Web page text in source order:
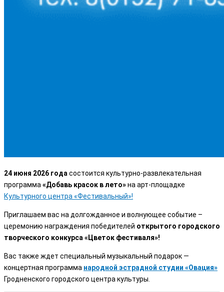
24 июня 2026 года состоится культурно-развлекательная
программа «Добавь красок в лето»на арт-площадке
Культурного центра «Фестивальный»!
Приглашаем вас на долгожданное и волнующее событие –
церемонию награждения победителей открытого городского
творческого конкурса «Цветок фестиваля»!
Вас также ждет специальный музыкальный подарок —
концертная программа народной эстрадной студии «Овация»
Гродненского городского центра культуры.